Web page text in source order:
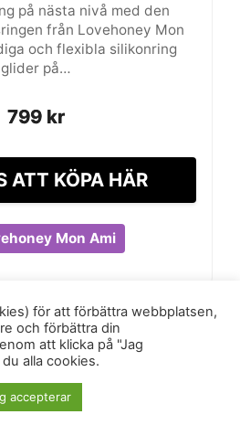
på nästa nivå med den
från Lovehoney Mon
och flexibla silikonring
glider på…
799 kr
799 kr
ATT KÖPA HÄR
Mon Ami
| Integritetspolicy & villkor
för att förbättra webbplatsen,
och förbättra din
att klicka på "Jag
alla cookies.
accepterar